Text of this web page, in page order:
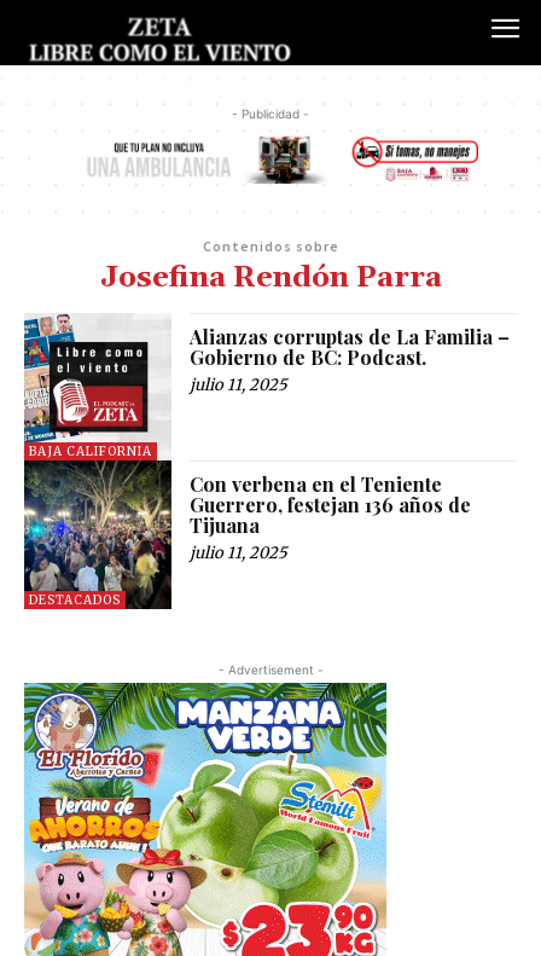
- Publicidad -
Contenidos sobre
Josefina Rendón Parra
BAJA CALIFORNIA
Alianzas corruptas de La Familia –
Gobierno de BC: Podcast.
julio 11, 2025
DESTACADOS
Con verbena en el Teniente
Guerrero, festejan 136 años de
Tijuana
julio 11, 2025
- Advertisement -